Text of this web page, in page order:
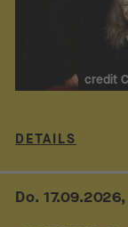
credit
DETAILS
Do.